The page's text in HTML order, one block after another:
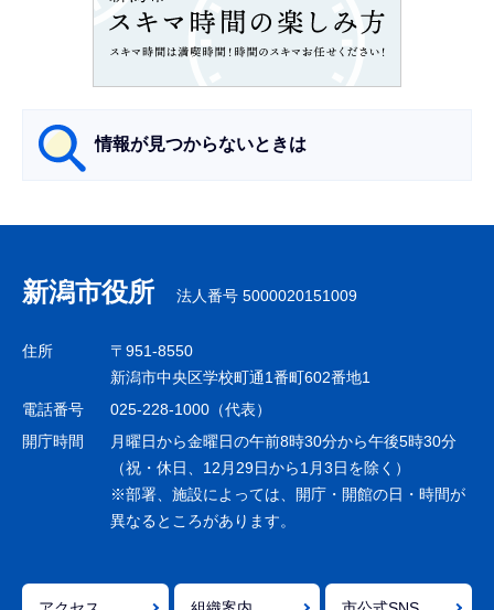
情報が見つからないときは
ナ
ビ
ゲ
シ
ョ
で
新潟市役所 法人番号 5000020151009
住所
〒951-8550
新潟市中央区学校町通1番町602番地1
電話番号
025-228-1000（代表）
開庁時間
月曜日から金曜日の午前8時30分から午後5時30分
（祝・休日、12月29日から1月3日を除く）
※部署、施設によっては、開庁・開館の日・時間が
異なるところがあります。